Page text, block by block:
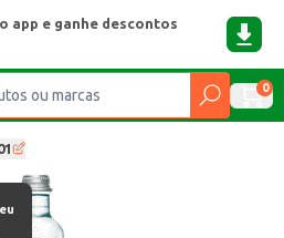
app e ganhe descontos
0